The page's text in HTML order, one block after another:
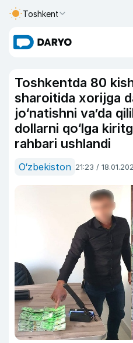
Toshkent
Toshkentda 80
sharoitida xorijga
jo‘natishni va’da
dollarni qo‘lga
rahbari ushlandi
O‘zbekiston 21:23 /